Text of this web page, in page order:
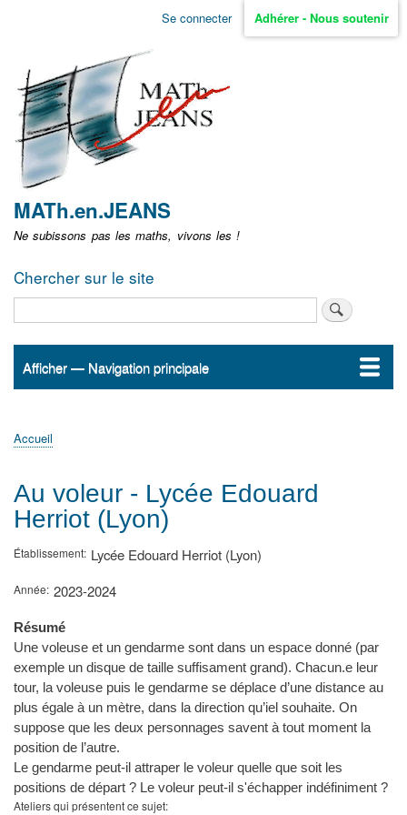
Aller
non
identifié
Se connecter Adhérer - Nous soutenir
MATh.en.JEANS
Ne subissons pas les maths, vivons les !
Chercher sur le site
Navigation
Afficher — Navigation principale
Accueil
ActualitésMATh.en.JEANS ?
Régions et Ateliers
Créer, gérer un atelier
Sujets/Publications
Congrès
d'Ariane
Accueil
Au voleur - Lycée Edouard
Herriot (Lyon)
Établissement Lycée Edouard Herriot (Lyon)
Année 2023-2024
Résumé
Une voleuse et un gendarme sont dans un espace donné (par
exemple un disque de taille suffisament grand). Chacun.e leur
tour, la voleuse puis le gendarme se déplace d’une distance au
plus égale à un mètre, dans la direction qu’iel souhaite. On
suppose que les deux personnages savent à tout moment la
position de l’autre.
Le gendarme peut-il attraper le voleur quelle que soit les
positions de départ ? Le voleur peut-il s'échapper indéfiniment ?
Ateliers qui présentent ce sujet